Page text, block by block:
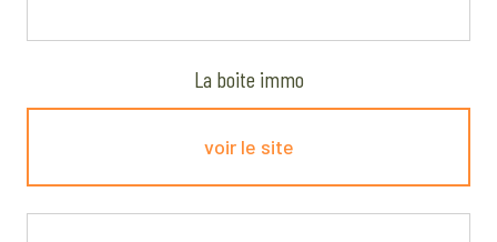
La boite immo
voir le site